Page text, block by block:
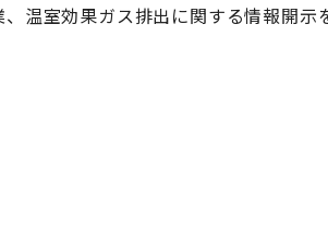
温室効果ガス排出に関する情報開示